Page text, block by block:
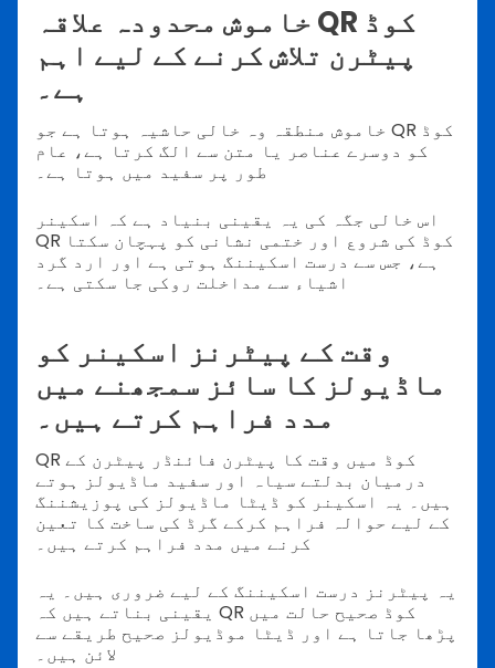
خاموش محدودہ علاقہ QR کوڈ
پیٹرن تلاش کرنے کے لیے اہم
ہے۔
خاموش منطقہ وہ خالی حاشیہ ہوتا ہے جو QR کوڈ
کو دوسرے عناصر یا متن سے الگ کرتا ہے، عام
طور پر سفید میں ہوتا ہے۔
اس خالی جگہ کی یہ یقینی بنیاد ہے کہ اسکینر
QR کوڈ کی شروع اور ختمی نشانی کو پہچان سکتا
ہے، جس سے درست اسکیننگ ہوتی ہے اور ارد گرد
اشیاء سے مداخلت روکی جا سکتی ہے۔
وقت کے پیٹرنز اسکینر کو
ماڈیولز کا سائز سمجھنے میں
مدد فراہم کرتے ہیں۔
QR کوڈ میں وقت کا پیٹرن فائنڈر پیٹرن کے
درمیان بدلتے سیاہ اور سفید ماڈیولز ہوتے
ہیں۔ یہ اسکینر کو ڈیٹا ماڈیولز کی پوزیشننگ
کے لیے حوالہ فراہم کرکے گرڈ کی ساخت کا تعین
کرنے میں مدد فراہم کرتے ہیں۔
یہ پیٹرنز درست اسکیننگ کے لیے ضروری ہیں۔ یہ
یقینی بناتے ہیں کہ QR کوڈ صحیح حالت میں
پڑھا جاتا ہے اور ڈیٹا موڈیولز صحیح طریقے سے
لائن ہیں۔